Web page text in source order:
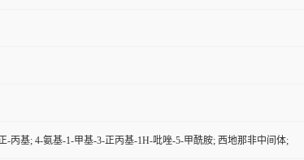
丙基; 4-氨基-1-甲基-3-正丙基-1H-吡唑-5-甲酰胺; 西地那非中间体;